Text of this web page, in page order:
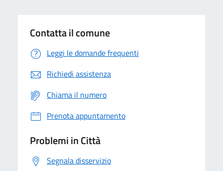
Contatta il comune
Leggi le domande frequenti
Richiedi assistenza
Chiama il numero
Prenota appuntamento
Problemi in Città
Segnala disservizio